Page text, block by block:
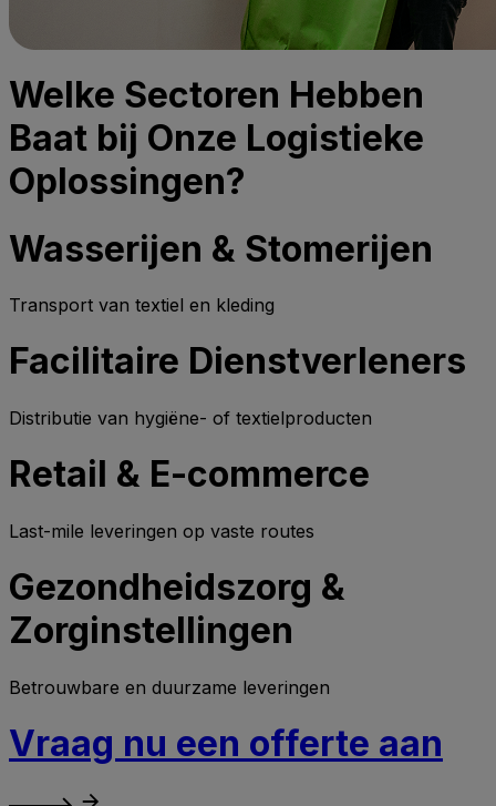
Welke Sectoren Hebben
Baat bij Onze Logistieke
Oplossingen?
Wasserijen & Stomerijen
Transport van textiel en kleding
Facilitaire Dienstverleners
Distributie van hygiëne- of textielproducten
Retail & E-commerce
Last-mile leveringen op vaste routes
Gezondheidszorg &
Zorginstellingen
Betrouwbare en duurzame leveringen
Vraag nu een offerte aan